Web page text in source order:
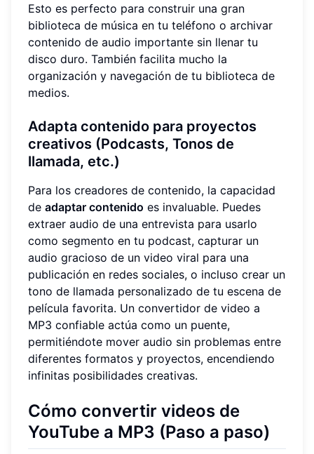
Esto es perfecto para construir una gran
biblioteca de música en tu teléfono o archivar
contenido de audio importante sin llenar tu
disco duro. También facilita mucho la
organización y navegación de tu biblioteca de
medios.
Adapta contenido para proyectos
creativos (Podcasts, Tonos de
llamada, etc.)
Para los creadores de contenido, la capacidad
de adaptar contenido es invaluable. Puedes
extraer audio de una entrevista para usarlo
como segmento en tu podcast, capturar un
audio gracioso de un video viral para una
publicación en redes sociales, o incluso crear un
tono de llamada personalizado de tu escena de
película favorita. Un convertidor de video a
MP3 confiable actúa como un puente,
permitiéndote mover audio sin problemas entre
diferentes formatos y proyectos, encendiendo
infinitas posibilidades creativas.
Cómo convertir videos de
YouTube a MP3 (Paso a paso)